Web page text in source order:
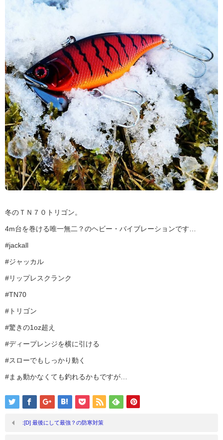
冬のＴＮ７０トリゴン。
4m台を巻ける唯一無二？のヘビー・バイブレーションです…
#jackall
#ジャッカル
#リップレスクランク
#TN70
#トリゴン
#驚きの1oz超え
#ディープレンジを横に引ける
#スローでもしっかり動く
#まぁ動かなくても釣れるかもですが…
:[D] 最後にして最強？の防寒対策